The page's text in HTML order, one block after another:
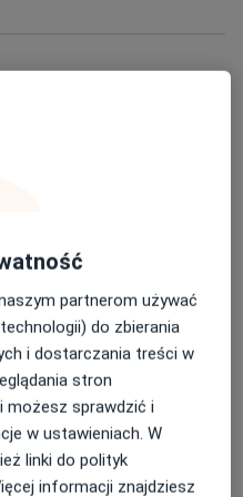
stawu skokowego
stawu nadgarstka
partnerom używać
do zbierania
i dostarczania treści w
stron
możesz sprawdzić i
w ustawieniach. W
linki do polityk
informacji znajdziesz